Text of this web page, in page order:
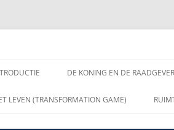
DE KONING EN DE RAADGEVER
ENKELE VRAGEN AAN DE
LEVEN (TRANSFORMATION GAME)